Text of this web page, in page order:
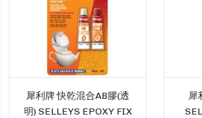
犀利牌 快乾混合AB膠(透
明) SELLEYS EPOXY FIX
犀